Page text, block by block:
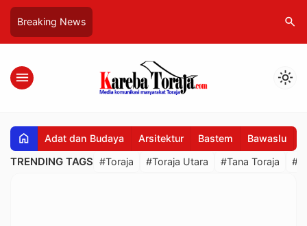
Breaking News search
menu light_mode
home Adat dan Budaya Arsitektur Bastem Bawaslu
TRENDING TAGS #Toraja #Toraja Utara #Tana Toraja